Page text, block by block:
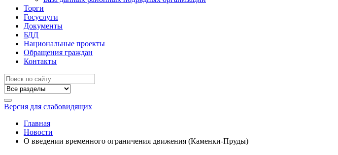
Торги
Госуслуги
Документы
БДД
Национальные проекты
Обращения граждан
Контакты
Версия для слабовидящих
Главная
Новости
О введении временного ограничения движения (Каменки-Пруды)